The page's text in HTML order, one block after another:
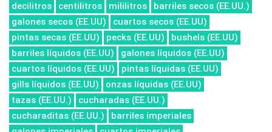
decilitros
centilitros mililitros
barriles secos (EE.UU.)
galones secos (EE.UU)
cuartos secos (EE.UU)
pintas secas (EE.UU)
pecks (EE.UU)
bushels (EE.UU)
barriles líquidos (EE.UU)
galones líquidos (EE.UU)
cuartos líquidos (EE.UU)
pintas líquidas (EE.UU)
gills líquidos (EE.UU)
onzas líquidas (EE.UU)
tazas (EE.UU.)
cucharadas (EE.UU.)
cucharaditas (EE.UU.)
barriles imperiales